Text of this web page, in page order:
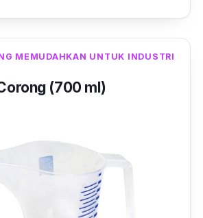
gelas ukur 10 ml.
dan ukuran yang
gelas ukur ini dapat kamu
kegiatan praktikum
MEMUDAHKAN UNTUK INDUSTRI
(700 ml)